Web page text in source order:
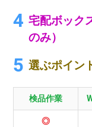
宅配ボック
のみ）
選ぶポイン
検品作業
◎